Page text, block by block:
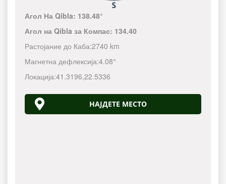
Агол На Qibla: 138.48°
Агол на Qibla за Компас: 134.40
Растојание до Каба:2740 km
Магнетна дефлексија:4.08°
Локација:41.3196,22.5336
НАЈДЕТЕ МЕСТО